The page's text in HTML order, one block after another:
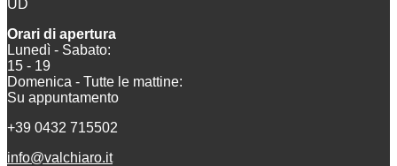
UD
Orari di apertura
Lunedì - Sabato:
15 - 19
Domenica - Tutte le mattine:
Su appuntamento
+39 0432 715502
info@valchiaro.it